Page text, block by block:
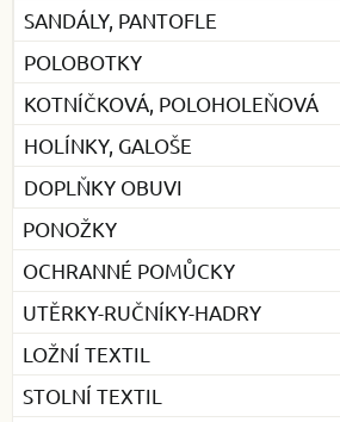
SANDÁLY, PANTOFLE
POLOBOTKY
KOTNÍČKOVÁ, POLOHOLEŇOVÁ
HOLÍNKY, GALOŠE
DOPLŇKY OBUVI
PONOŽKY
OCHRANNÉ POMŮCKY
UTĚRKY-RUČNÍKY-HADRY
LOŽNÍ TEXTIL
STOLNÍ TEXTIL